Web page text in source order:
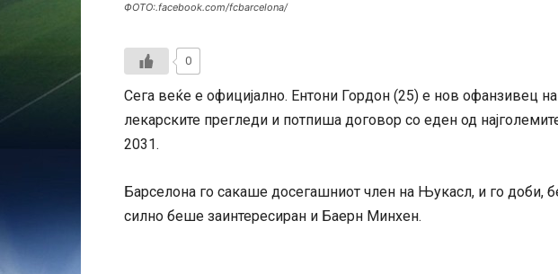
ФОТО:.facebook.com/fcbarcelona/
0
Сега веќе е официјално. Ентони Гордон (25) е нов офанзивец
лекарските прегледи и потпиша договор со еден од
2031.
Барселона го сакаше досегашниот член на Њукасл, и го доби,
силно беше заинтересиран и Баерн Минхен.